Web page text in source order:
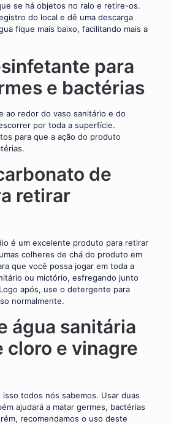
se há objetos no ralo e retire-os.
do local e dê uma descarga
fique mais baixo, facilitando mais a
para
e bactérias
ao redor do vaso sanitário e do
por toda a superfície.
para que a ação do produto
de
retirar
é um excelente produto para retirar
colheres de chá do produto em
que você possa jogar em toda a
ou mictório, esfregando junto
após, use o detergente para
normalmente.
água sanitária
cloro e vinagre
todos nós sabemos. Usar duas
ajudará a matar germes, bactérias
recomendamos o uso deste